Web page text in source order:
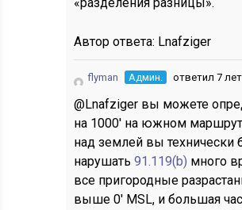
Автор ответа: Lnafziger
flyman Админ. ответил 7
@Lnafziger вы можете
на 1000′ на южном
над землей вы технически
нарушать91.119(b) много
все пригородные
выше 0′ MSL, и большая